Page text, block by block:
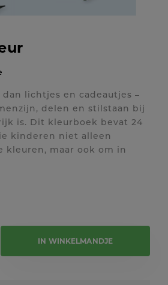
lichtjes en cadeautjes –
delen en stilstaan bij
is. Dit kleurboek bevat 24
kinderen niet alleen
kleuren, maar ook om in
tot thema’s als
voor thuis of in de klas,
mooie gesprekken of
IN WINKELMANDJE